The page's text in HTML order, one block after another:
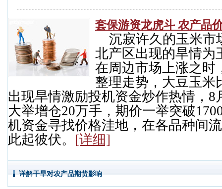
套保游资龙虎斗 农产品
沉寂许久的玉米市
北产区出现的旱情为
在周边市场上涨之时
整理走势，大豆玉米
出现旱情激励投机资金炒作热情，8
大举增仓20万手，期价一举突破
机资金寻找价格洼地，在各品种间
此起彼伏。 [详细]
详解干旱对农产品期货影响